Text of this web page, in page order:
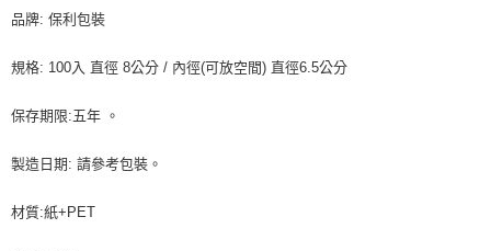
１．於結帳方式選擇「AFTEE先享後付」後，將跳轉至「AFTEE先享後付」
２．訂單成立數日內，您將收到繳費通知簡訊。
※ 請注意：結帳手續完成當下不需立刻繳費，但若您需要取消訂單，請聯絡
後付繳納相關費用。
客戶支援中心」
每筆NT$90，滿NT$990(含以上)免運費
付款後全家取貨-重量限制含紙箱10kg，請控制商品重量在9~
每筆NT$90，滿NT$990(含以上)免運費
7-11取貨付款-重量限制含紙箱10kg，請控制商品重量在9~9.5
每筆NT$90，滿NT$990(含以上)免運費
品牌: 保利包裝
規格: 100入 直徑 8公分 / 內徑(可放空間) 直徑6.5公分
保存期限:五年 。
製造日期: 請參考包裝。
材質:紙+PET